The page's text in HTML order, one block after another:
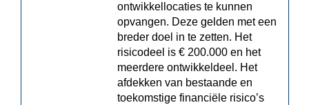
ontwikkellocaties te kunnen
opvangen. Deze gelden met een
breder doel in te zetten. Het
risicodeel is € 200.000 en het
meerdere ontwikkeldeel. Het
afdekken van bestaande en
toekomstige financiële risico’s